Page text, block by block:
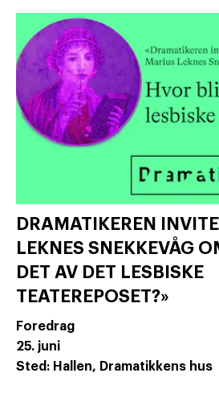
DRAMATIKEREN
LEKNES SNEKKEVÅG
DET AV DET LESBISKE
TEATEREPOSET?»
Foredrag
25. juni
Sted: Hallen, Dramatikkens hus